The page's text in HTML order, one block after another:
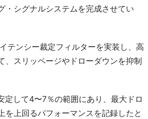
・シグナルシステムを完成させてい
テンシー裁定フィルターを実装し、高
、スリッページやドローダウンを抑制
して4〜7％の範囲にあり、最大ドロ
上回るパフォーマンスを記録したと